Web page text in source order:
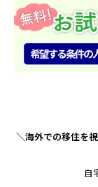
＼海外での移住を
自